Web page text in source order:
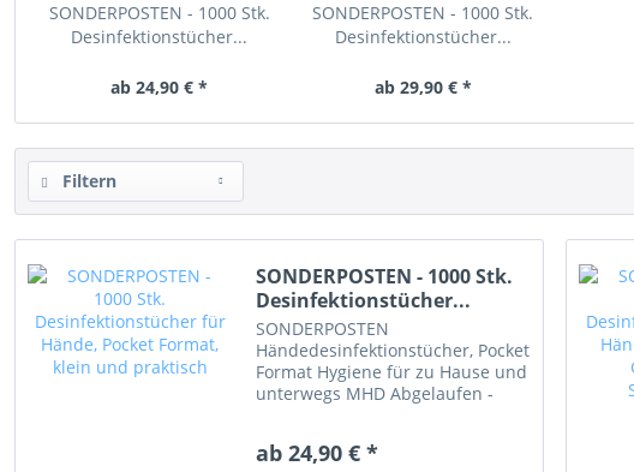
SONDERPOSTEN - 1000 Stk.
Desinfektionstücher...
ab 24,90 € *
SONDERPOSTEN - 1000 Stk.
Desinfektionstücher...
ab 29,90 € *
Filtern
SONDERPOSTEN - 1000 Stk.
Desinfektionstücher...
SONDERPOSTEN
Händedesinfektionstücher, Pocket
Format Hygiene für zu Hause und
unterwegs MHD Abgelaufen -
WIrkungsspektrum - bakterizid,
ab 24,90 € *